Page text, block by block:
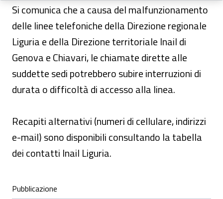
Si comunica che a causa del malfunzionamento
delle linee telefoniche della Direzione regionale
Liguria e della Direzione territoriale Inail di
Genova e Chiavari, le chiamate dirette alle
suddette sedi potrebbero subire interruzioni di
durata o difficoltà di accesso alla linea.
Recapiti alternativi (numeri di cellulare, indirizzi
e-mail) sono disponibili consultando la tabella
dei contatti Inail Liguria.
Condivisione social
Pubblicazione